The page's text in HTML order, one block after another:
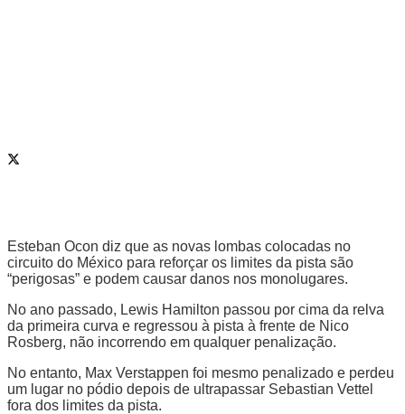
Esteban Ocon diz que as novas lombas colocadas no
circuito do México para reforçar os limites da pista são
“perigosas” e podem causar danos nos monolugares.
No ano passado, Lewis Hamilton passou por cima da relva
da primeira curva e regressou à pista à frente de Nico
Rosberg, não incorrendo em qualquer penalização.
No entanto, Max Verstappen foi mesmo penalizado e perdeu
um lugar no pódio depois de ultrapassar Sebastian Vettel
fora dos limites da pista.